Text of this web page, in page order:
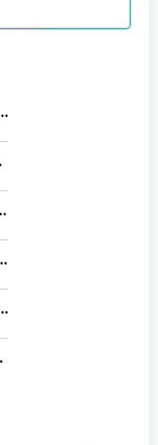
Jakarta Utara
Deli Serdang
Bekasi
Denpasar